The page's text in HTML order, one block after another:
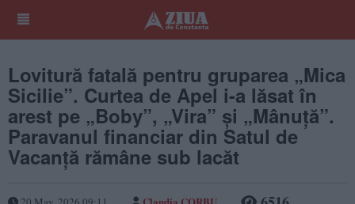
Lovitură fatală pentru gruparea „Mica
Sicilie”. Curtea de Apel i-a lăsat în
arest pe „Boby”, „Vira” și „Mânuță”.
Paravanul financiar din Satul de
Vacanță rămâne sub lacăt
Claudia CORBU